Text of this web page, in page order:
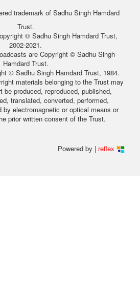
trademark of Sadhu Singh Hamdard
Trust.
© Sadhu Singh Hamdard Trust,
2002-2021.
are Copyright © Sadhu Singh
Hamdard Trust.
© Sadhu Singh Hamdard Trust, 1984.
materials belonging to the Trust may
be produced, reproduced, published,
translated, converted, performed,
by electromagnetic or optical means or
prior written consent of the Trust.
Powered by | reflex